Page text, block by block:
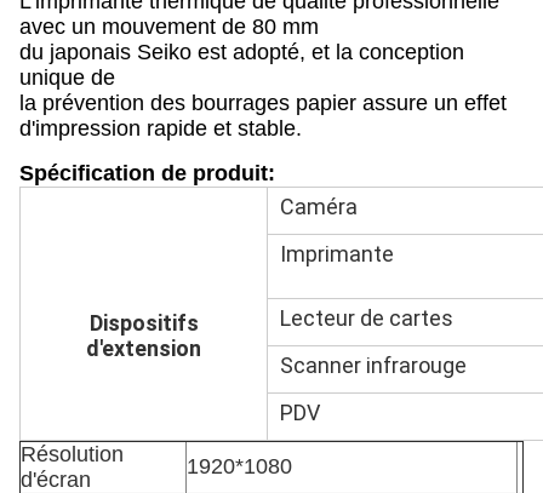
avec un mouvement de 80 mm
du japonais Seiko est adopté, et la conception
unique de
la prévention des bourrages papier assure un effet
d'impression rapide et stable.
Spécification de produit:
Dispositifs
d'extension
Caméra
Imprimante
Lecteur de cartes
Scanner infrarouge
PDV
Résolution
d'écran
1920*1080